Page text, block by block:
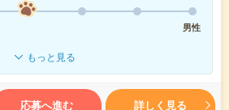
男性
もっと見る
応募へ進む 詳しく見る